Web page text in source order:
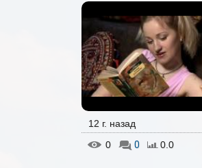
12 г. назад
0
0 0.0